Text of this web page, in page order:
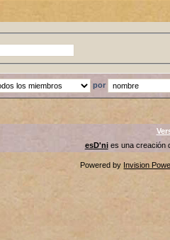
por
esD'nies una creación
Powered by Invision